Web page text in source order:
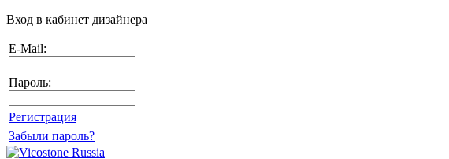
Вход в кабинет дизайнера
E-Mail:
Пароль:
Регистрация
Забыли пароль?